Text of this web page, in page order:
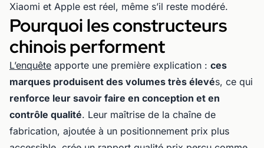
Xiaomi et Apple est réel, même s’il reste modéré.
Pourquoi les constructeurs
chinois performent
L’enquête apporte une première explication : ces
marques produisent des volumes très élevés, ce qui
renforce leur savoir faire en conception et en
contrôle qualité. Leur maîtrise de la chaîne de
fabrication, ajoutée à un positionnement prix plus